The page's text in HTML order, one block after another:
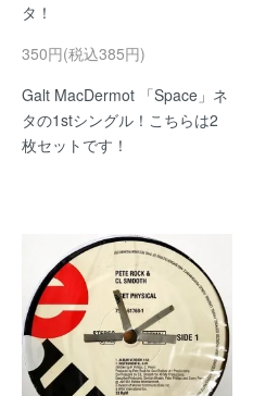
タ！
350円(税込385円)
Galt MacDermot 「Space」ネ
タの1stシングル！こちらは2
枚セットです！